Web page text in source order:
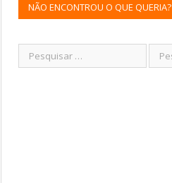
NÃO ENCONTROU O QUE QUERIA?